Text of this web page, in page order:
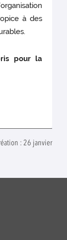
à des
pour la
: 26 janvier